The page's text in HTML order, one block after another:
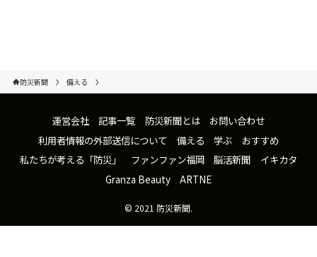
防災新聞 備える
運営会社 記事一覧 防災新聞とは
お問い合わせ
利用者情報の外部送信について
備える 学ぶ
おすすめ
私たちが考える「防災」
ファンファン福岡 脳活新聞
イキカタ
Granza Beauty
ARTNE
© 2021 防災新聞.